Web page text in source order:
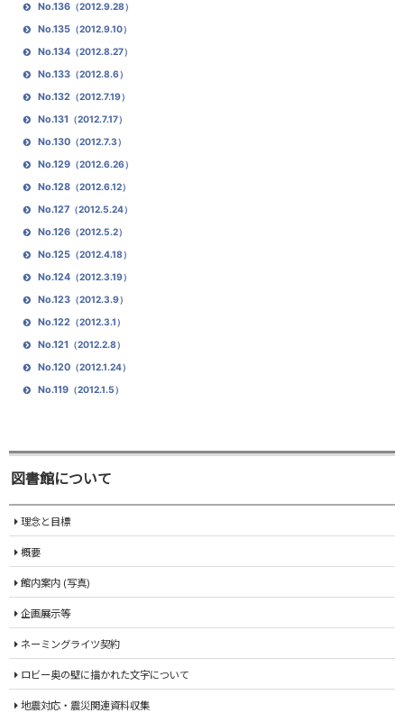
No.136（2012.9.28）
No.135（2012.9.10）
No.134（2012.8.27）
No.133（2012.8.6）
No.132 （2012.7.19）
No.131 （2012.7.17）
No.130（2012.7.3）
No.129（2012.6.26）
No.128（2012.6.12）
No.127（2012.5.24）
No.126（2012.5.2）
No.125（2012.4.18）
No.124（2012.3.19）
No.123（2012.3.9）
No.122 （2012.3.1）
No.121 （2012.2.8）
No.120（2012.1.24）
No.119（2012.1.5）
図書館について
理念と目標
概要
館内案内 (写真)
企画展示等
ネーミングライツ契約
ロビー奥の壁に描かれた文字について
地震対応・震災関連資料収集